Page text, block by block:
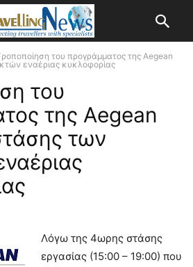
του προγράμματος της Aegean
εναέριας κυκλοφορίας
του
της Aegean
των
Λόγω της 4ωρης στάσης
εργασίας (15:00 – 19:00) που